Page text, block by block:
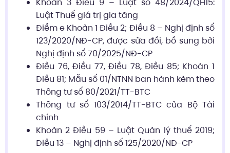
Luật Thuế giá trị gia tăng
Điểm e Khoản 1 Điều 2; Điều 8 – Nghị định số
123/2020/NĐ-CP, được sửa đổi, bổ sung bởi
Nghị định số 70/2025/NĐ-CP
Điều 76, Điều 77, Điều 78, Điều 85; Khoản 1
Điều 81; Mẫu số 01/NTNN ban hành kèm theo
Thông tư số 80/2021/TT-BTC
Thông tư số 103/2014/TT-BTC của Bộ Tài
chính
Khoản 2 Điều 59 – Luật Quản lý thuế 2019;
Điều 13 – Nghị định số 125/2020/NĐ-CP